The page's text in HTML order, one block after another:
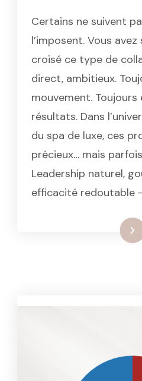
Certains ne suivent
l’imposent. Vous
croisé ce type de
direct, ambitieux.
mouvement.
résultats. Dans
du spa de luxe, ces
précieux… mais
Leadership naturel,
efficacité redoutable
Lire la suite: